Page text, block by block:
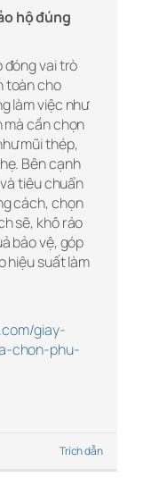
hộ đúng
đóng vai trò
toàn cho
làm việc như
mà cần chọn
mũi thép,
Bên cạnh
tiêu chuẩn
cách, chọn
sẽ, khô ráo
bảo vệ, góp
hiệu suất làm
giay-
chon-phu-
Trích dẫn